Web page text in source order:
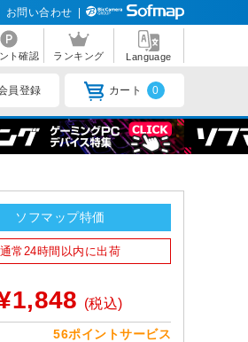
お問い合わせ
ト確認 ランキング Language
員登録 カート 0
ソフマップ特価
通常24時間以内に出荷
(税込)
56ポイントサービス